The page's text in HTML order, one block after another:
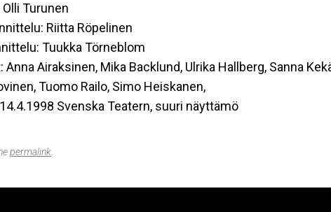
Turunen
Riitta Röpelinen
Tuukka Törneblom
Anna Airaksinen, Mika Backlund, Ulrika Hallberg, Sanna
Tuomo Railo, Simo Heiskanen,
Svenska Teatern, suuri näyttämö
permalink.